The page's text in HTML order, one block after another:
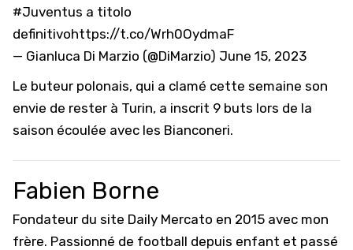
#Juventus a titolo
definitivohttps://t.co/Wrh0OydmaF
— Gianluca Di Marzio (@DiMarzio) June 15, 2023
Le buteur polonais, qui a clamé cette semaine son
envie de rester à Turin, a inscrit 9 buts lors de la
saison écoulée avec les Bianconeri.
Fabien Borne
Fondateur du site Daily Mercato en 2015 avec mon
frère. Passionné de football depuis enfant et passé